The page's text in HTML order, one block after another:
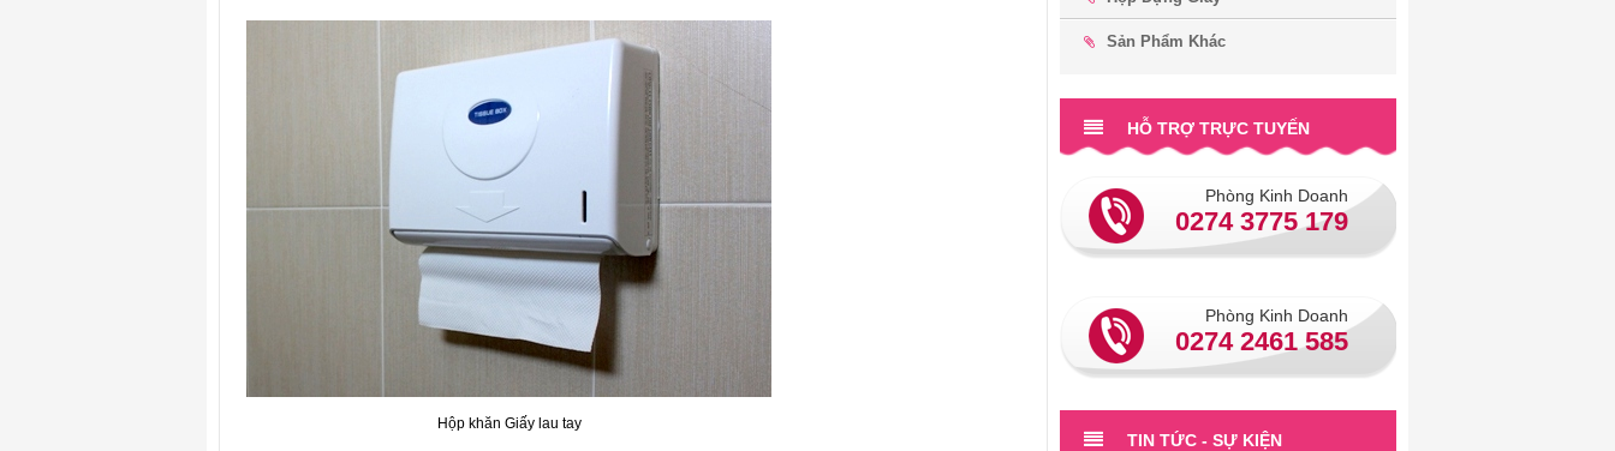
Hộp khăn Giấy lau tay
Sản Phẩm Khác
HỖ TRỢ TRỰC TUYẾN
Phòng Kinh Doanh
0274 3775 179
Phòng Kinh Doanh
0274 2461 585
TIN TỨC - SỰ KIỆN
Công Ty Sản Xuất Giấy Vệ Sinh
Cuộn Lớn
Khăn Giấy Lau Tay